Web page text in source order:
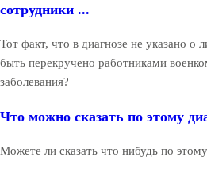
сотрудники ...
Тот факт, что в диагнозе не указано о
быть перекручено работниками
заболевания?
Что можно сказать по этому
Можете ли сказать что нибудь по